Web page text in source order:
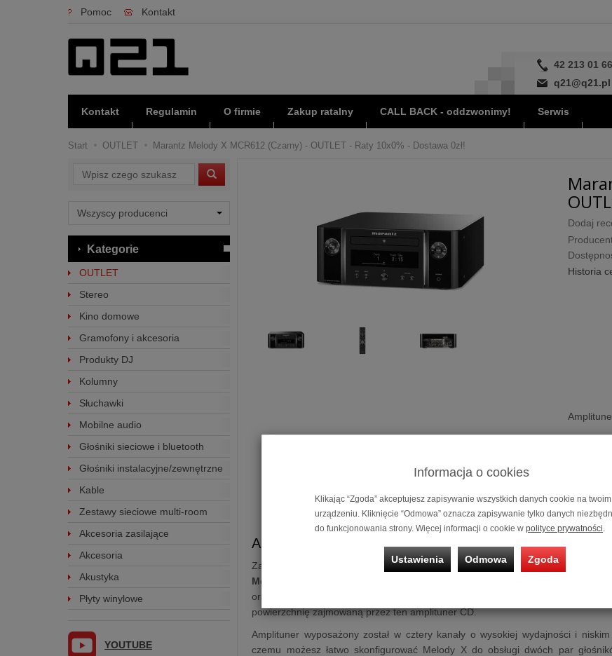
Pomoc Kontakt
42 213 01 66
q21@q21.pl
Kontakt Regulamin O firmie Zakup ratalny CALL BACK - oddzwonimy! Serwis
Start OUTLET Marantz Melody X MCR612 (Czarny) - OUTLET - Raty 10x0% - Dostawa 0zł!
Dodaj
Historia
Amplituner sieciowy Marantz Melody X MCR612
Zaprojektowany i starannie dostrojony przez zespół inżynierów, bazujący
Melody X
zapewnia wyjątkową wydajność dźwięku dla Twojej kolekcji audio.
oraz wykonany z najwyższej jakości materiałów, które podnoszą jakość
powierzchnię zajmowaną przez ten amplituner CD.
Amplituner wyposażony został w cztery kanały o wysokiej wydajności i
czemu możesz łatwo skonfigurować Melody X do obsługi dwóch par
Wyszukaj
Kategorie
OUTLET
Stereo
Kino domowe
Gramofony i akcesoria
Produkty DJ
Kolumny
Słuchawki
Mobilne audio
Głośniki sieciowe i bluetooth
Głośniki instalacyjne/zewnętrzne
Kable
Zestawy sieciowe multi-room
Akcesoria zasilające
Akcesoria
Akustyka
Płyty winylowe
YOUTUBE
Informacja o cookies
Klikając “Zgoda” akceptujesz zapisywanie wszystkich danych cookie na twoim
urządzeniu. Kliknięcie “Odmowa” oznacza zapisywanie tylko danych
do funkcjonowania strony. Więcej informacji o cookie w polityce prywatności
Ustawienia Odmowa Zgoda